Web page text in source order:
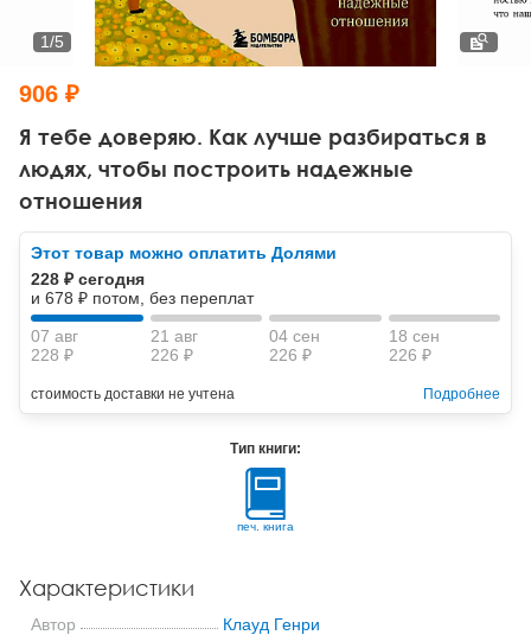
Тревожные расстройства, панические атаки
Психодрама
Другие направления психотерапии
Классический, эриксоновский гипноз и НЛП
НЛП
Психология труда и эргономика
Социальная психология
Социальная и организационная психология
Классический и юнгианский психоанализ
Я тебе доверяю. Как лучше разбираться в
людях, чтобы построить надежные
отношения
1/5
906 ₽
Этот товар можно оплатить Долями
228 ₽ сегодня
и 678 ₽ потом, без переплат
07 авг
228 ₽
21 авг
226 ₽
04 сен
226 ₽
18 сен
226 ₽
стоимость доставки не учтена Подробнее
Тип книги:
печ. книга
Характеристики
Автор
Клауд Генри